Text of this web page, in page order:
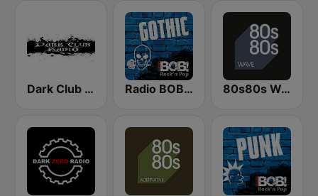
Dark Club Radio Radio BOB! Gothic Rock 80s80s Wave